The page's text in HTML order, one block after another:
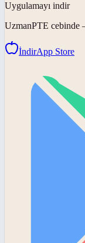
Uygulamayı indir
UzmanPTE cebinde
İndirApp Store